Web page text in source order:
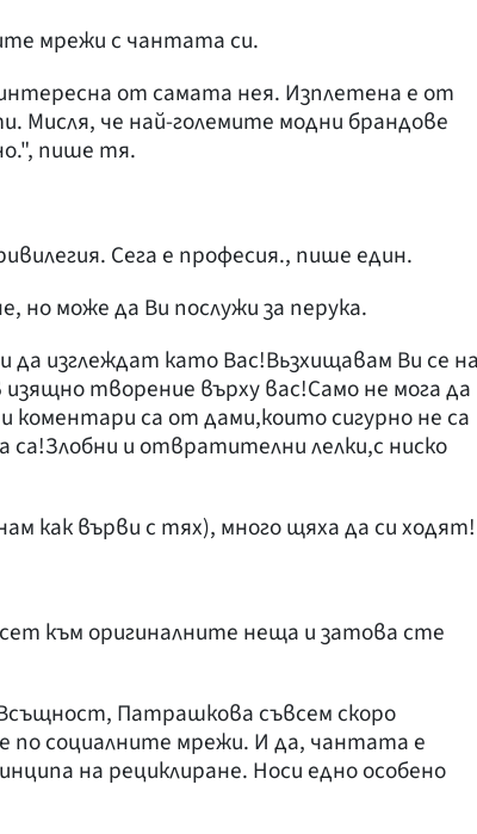
мрежи с чантата си.
от самата нея. Изплетена е от
Мисля, че най-големите модни брандове
пише тя.
Сега е професия., пише един.
но може да Ви послужи за перука.
да изглеждат като Вас!Вьзхищавам Ви се
творение върху вас!Само не мога да
коментари са от дами,които сигурно не са
са!Злобни и отвратителни лелки,с ниско
как върви с тях), много щяха да си ходят!
към оригиналните неща и затова сте
Патрашкова съвсем скоро
по социалните мрежи. И да, чантата е
на рециклиране. Носи едно особено